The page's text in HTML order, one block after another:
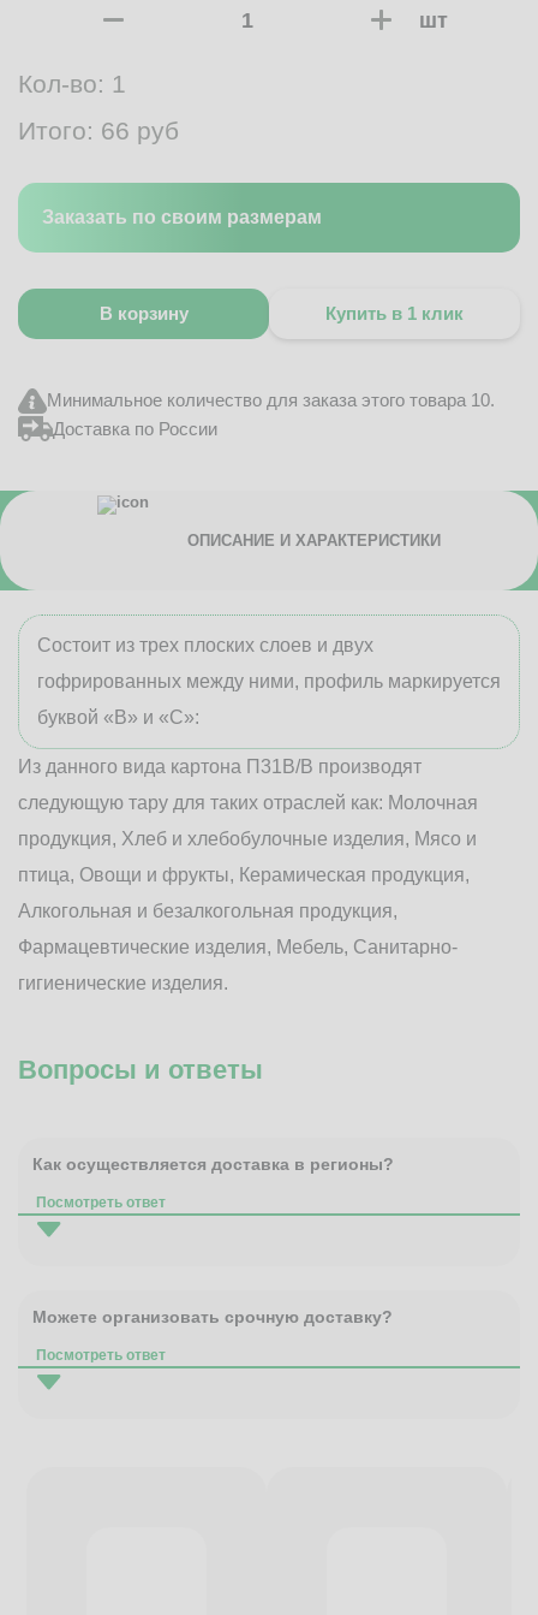
шт
Кол-во: 1
Итого: 66 руб
Заказать по своим размерам
В корзину Купить в 1 клик
Минимальное количество для заказа этого товара 10.
Доставка по России
ОПИСАНИЕ И ХАРАКТЕРИСТИКИ
Состоит из трех плоских слоев и двух
гофрированных между ними, профиль маркируется
буквой «В» и «С»:
Из данного вида картона П31В/B производят
следующую тару для таких отраслей как: Молочная
продукция, Хлеб и хлебобулочные изделия, Мясо и
птица, Овощи и фрукты, Керамическая продукция,
Алкогольная и безалкогольная продукция,
Фармацевтические изделия, Мебель, Санитарно-
гигиенические изделия.
Вопросы и ответы
Как осуществляется доставка в регионы?
Посмотреть ответ
Можете организовать срочную доставку?
Посмотреть ответ